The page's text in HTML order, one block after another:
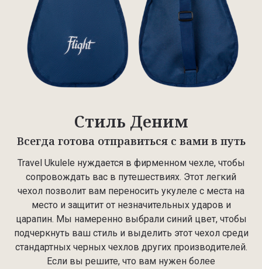
Стиль Деним
Всегда готова отправиться с вами в путь
Travel Ukulele нуждается в фирменном чехле, чтобы
сопровождать вас в путешествиях. Этот легкий
чехол позволит вам переносить укулеле с места на
место и защитит от незначительных ударов и
царапин. Мы намеренно выбрали синий цвет, чтобы
подчеркнуть ваш стиль и выделить этот чехол среди
стандартных черных чехлов других производителей.
Если вы решите, что вам нужен более